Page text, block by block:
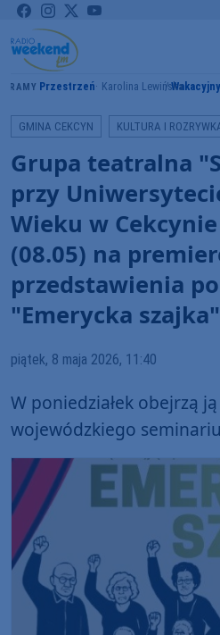
GRAMY Przestrzeń Karolina Lewińska
GMINA CEKCYN KULTURA I
Grupa teatralna
przy
Wieku w
(08.05) na
przedstawienia
"Emerycka szajka"
piątek, 8 maja 2026, 11:40
W poniedziałek obejrzą
wojewódzkiego